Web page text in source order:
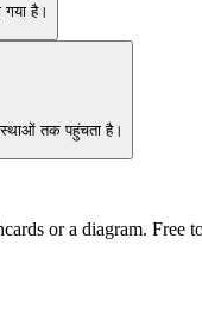
है।
तक पहुंचता है।
or a diagram. Free